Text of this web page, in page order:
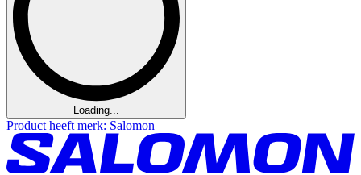
Loading...
Product heeft merk: Salomon